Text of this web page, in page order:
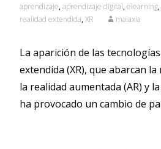
aprendizaje,aprendizaje digital,elearning,
realidad extendida,XR maiaxia
La aparición de las
extendida (XR), que abarcan
la realidad aumentada (AR) y
ha provocado un cambio de